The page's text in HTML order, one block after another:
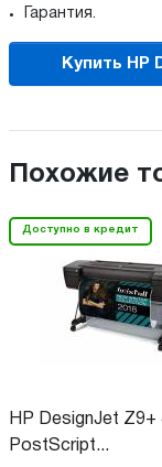
Гарантия.
Купить HP
Похожие
Доступно в кредит
HP DesignJet Z9+
PostScript...